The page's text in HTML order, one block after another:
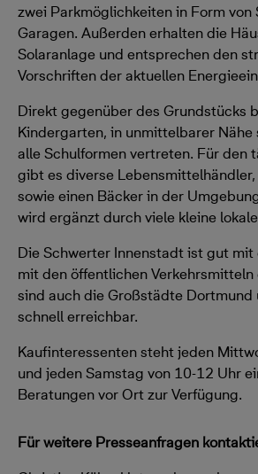
zwei Parkmöglichkeiten in Form von
Garagen. Außerden erhalten die
Solaranlage und entsprechen den
Vorschriften der aktuellen
Direkt gegenüber des Grundstücks
Kindergarten, in unmittelbarer Nähe
alle Schulformen vertreten. Für den
gibt es diverse
sowie einen Bäcker in der
wird ergänzt durch viele kleine
Die Schwerter Innenstadt ist gut
mit den öffentlichen
sind auch die Großstädte Dortmund
schnell erreichbar.
Kaufinteressenten steht jeden
und jeden Samstag von 10-12 Uhr
Beratungen vor Ort zur Verfügung.
Für weitere Presseanfragen